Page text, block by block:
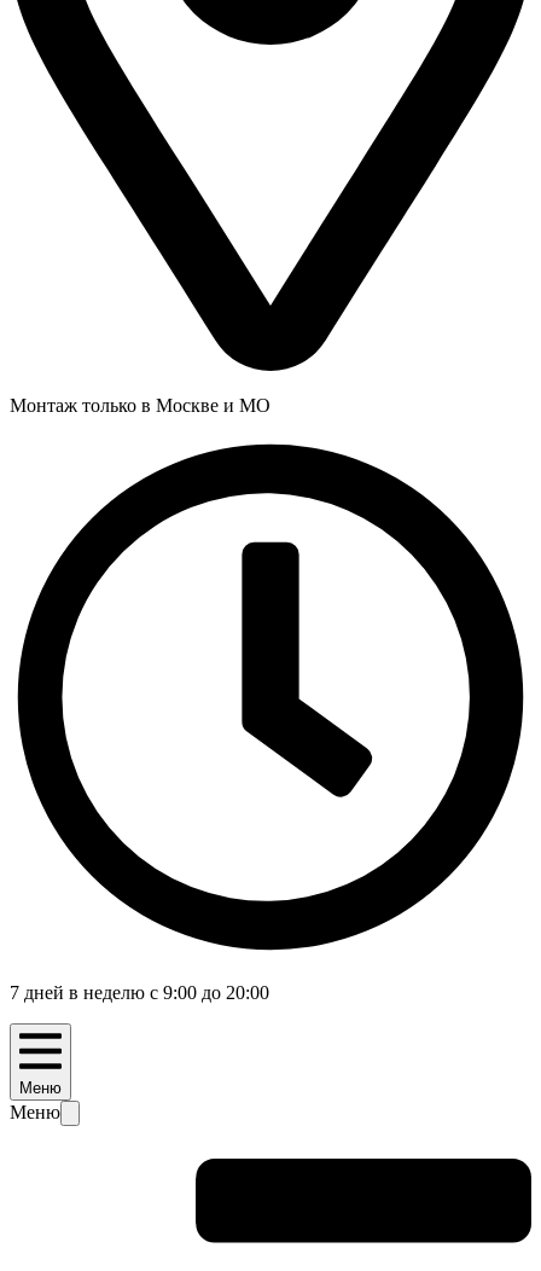
Монтаж только в Москве и МО
7 дней в неделю с 9:00 до 20:00
Меню
Меню